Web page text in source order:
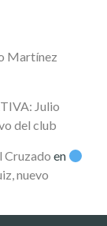
Martínez
Julio
del club
Cruzado en
nuevo